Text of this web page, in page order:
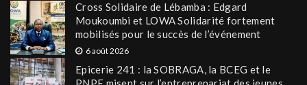
Cross Solidaire de Lébamba : Edgard
Moukoumbi et LOWA Solidarité fortement
mobilisés pour le succès de l’événement
6 août 2026
Epicerie 241 : la SOBRAGA, la BCEG et le